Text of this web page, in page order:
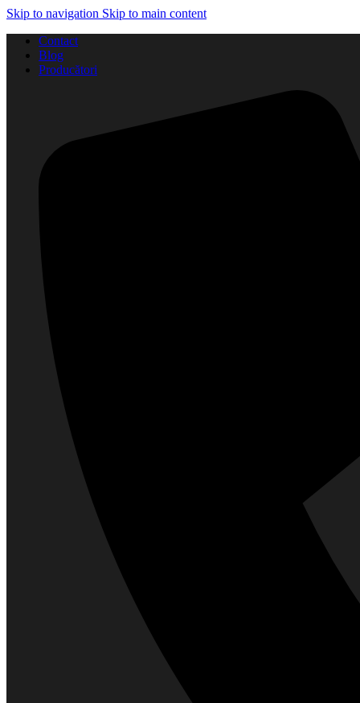
Skip to navigation Skip to main content
Contact
Blog
Producători